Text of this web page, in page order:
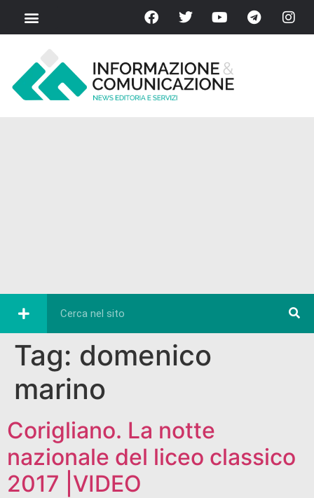
Tag: domenico
marino
Corigliano. La notte
nazionale del liceo classico
2017 |VIDEO